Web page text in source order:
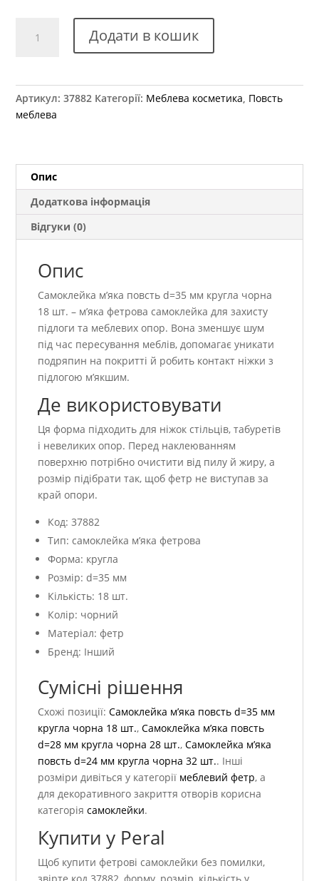
м'яка
кругла
кількість
Додати в кошик
Артикул:37882 Категорії: Меблева косметика Повсть
меблева
Опис
Додаткова інформація
Відгуки (0)
Опис
Самоклейка м’яка повсть d=35 мм кругла чорна
18 шт. – м’яка фетрова самоклейка для захисту
підлоги та меблевих опор. Вона зменшує шум
під час пересування меблів, допомагає уникати
подряпин на покритті й робить контакт ніжки з
підлогою м’якшим.
Де використовувати
Ця форма підходить для ніжок стільців, табуретів
і невеликих опор. Перед наклеюванням
поверхню потрібно очистити від пилу й жиру, а
розмір підібрати так, щоб фетр не виступав за
край опори.
Код: 37882
Тип: самоклейка м’яка фетрова
Форма: кругла
Розмір: d=35 мм
Кількість: 18 шт.
Колір: чорний
Матеріал: фетр
Бренд: Інший
Сумісні рішення
Схожі позиції:Самоклейка м’яка повсть d=35 мм
кругла чорна 18 шт.,Самоклейка м’яка повсть
d=28 мм кругла чорна 28 шт.,Самоклейка м’яка
повсть d=24 мм кругла чорна 32 шт.. Інші
розміри дивіться у категорії меблевий фетр, а
для декоративного закриття отворів корисна
категоріясамоклейки.
Купити у Peral
Щоб купити фетрові самоклейки без помилки,
звірте код 37882, форму, розмір, кількість у